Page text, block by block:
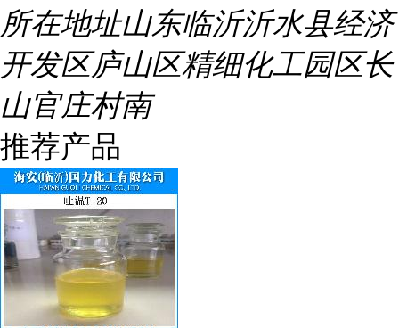
所在地址山东临沂沂水县经济
开发区庐山区精细化工园区长
山官庄村南
推荐产品